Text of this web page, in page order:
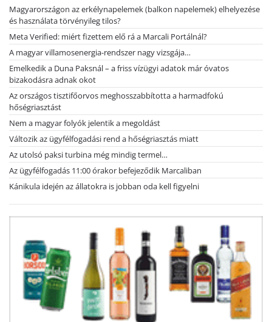
Magyarországon az erkélynapelemek (balkon napelemek) elhelyezése
és használata törvényileg tilos?
Meta Verified: miért fizettem elő rá a Marcali Portálnál?
A magyar villamosenergia-rendszer nagy vizsgája…
Emelkedik a Duna Paksnál – a friss vízügyi adatok már óvatos
bizakodásra adnak okot
Az országos tisztifőorvos meghosszabbította a harmadfokú
hőségriasztást
Nem a magyar folyók jelentik a megoldást
Változik az ügyfélfogadási rend a hőségriasztás miatt
Az utolsó paksi turbina még mindig termel…
Az ügyfélfogadás 11:00 órakor befejeződik Marcaliban
Kánikula idején az állatokra is jobban oda kell figyelni